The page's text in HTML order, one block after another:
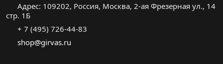
Адрес: 109202, Россия, Москва, 2-ая Фрезерная ул., 14
стр. 1Б
+ 7 (495) 726-44-83
shop@girvas.ru